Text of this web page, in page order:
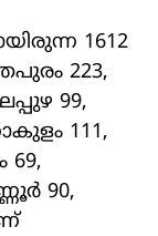
1612
223,
99,
111,
69,
90,